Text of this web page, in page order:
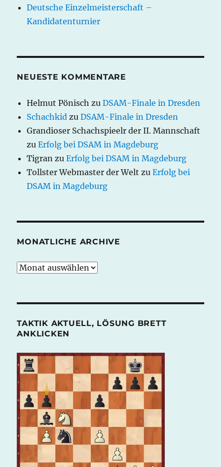
Deutsche Einzelmeisterschaft –
Kandidatenturnier
NEUESTE KOMMENTARE
Helmut Pönisch zuDSAM-Finale in Dresden
Schachkid zuDSAM-Finale in Dresden
Grandioser Schachspieelr der II. Mannschaft
zuErfolg bei DSAM in Magdeburg
Tigran zuErfolg bei DSAM in Magdeburg
Tollster Webmaster der Welt zuErfolg bei
DSAM in Magdeburg
MONATLICHE ARCHIVE
monatliche
TAKTIK AKTUELL, LÖSUNG BRETT
ANKLICKEN